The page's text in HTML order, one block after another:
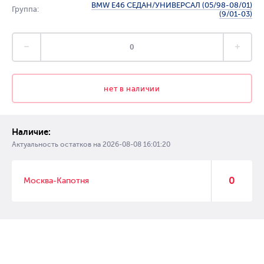
Группа:
BMW E46 СЕДАН/УНИВЕРСАЛ (05/98-08/01)
(9/01-03)
нет в наличии
Наличие:
Актуальность остатков на 2026-08-08 16:01:20
Москва-Капотня 0